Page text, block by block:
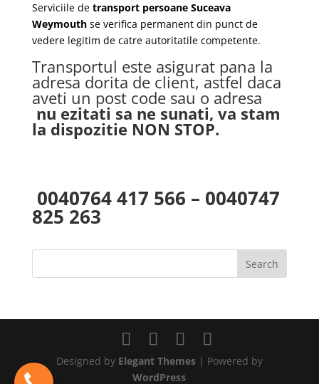
Serviciile de transport persoane Suceava
Weymouth se verifica permanent din punct de
vedere legitim de catre autoritatile competente.
Transportul este asigurat pana la
adresa dorita de client, astfel daca
aveti un post code sau o adresa
nu ezitati sa ne sunati, va stam
la dispozitie NON STOP.
0040764 417 566 – 0040747
825 263
Designed by Elegant Themes| Powered by
WordPress